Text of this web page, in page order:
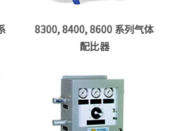
8300, 8400, 8600 系列气体
配比器